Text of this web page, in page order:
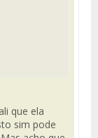
que ela
sim pode